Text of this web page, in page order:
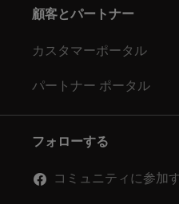
顧客とパートナー
カスタマーポータル
パートナー ポータル
フォローする
コミュニティに参加